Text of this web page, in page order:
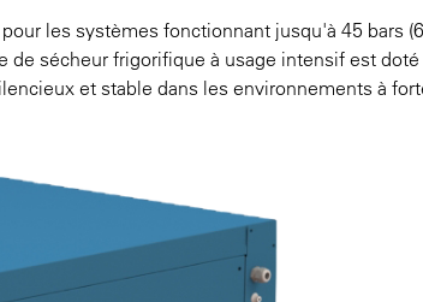
les systèmes fonctionnant jusqu'à 45 bars
de sécheur frigorifique à usage intensif est
et stable dans les environnements à